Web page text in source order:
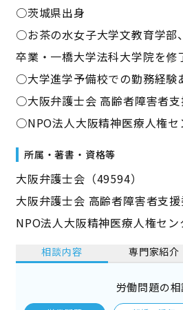
○茨城県出身
○お茶の水女子大学文教育学部
卒業・一橋大学法科大学院を修
○大学進学予備校での勤務経験
○大阪弁護士会 高齢者障害者
○NPO法人大阪精神医療人権セ
所属・著書・資格等
大阪弁護士会（49594）
大阪弁護士会 高齢者障害者支
NPO法人大阪精神医療人権セン
相談内容 専門家紹介
労働問題の